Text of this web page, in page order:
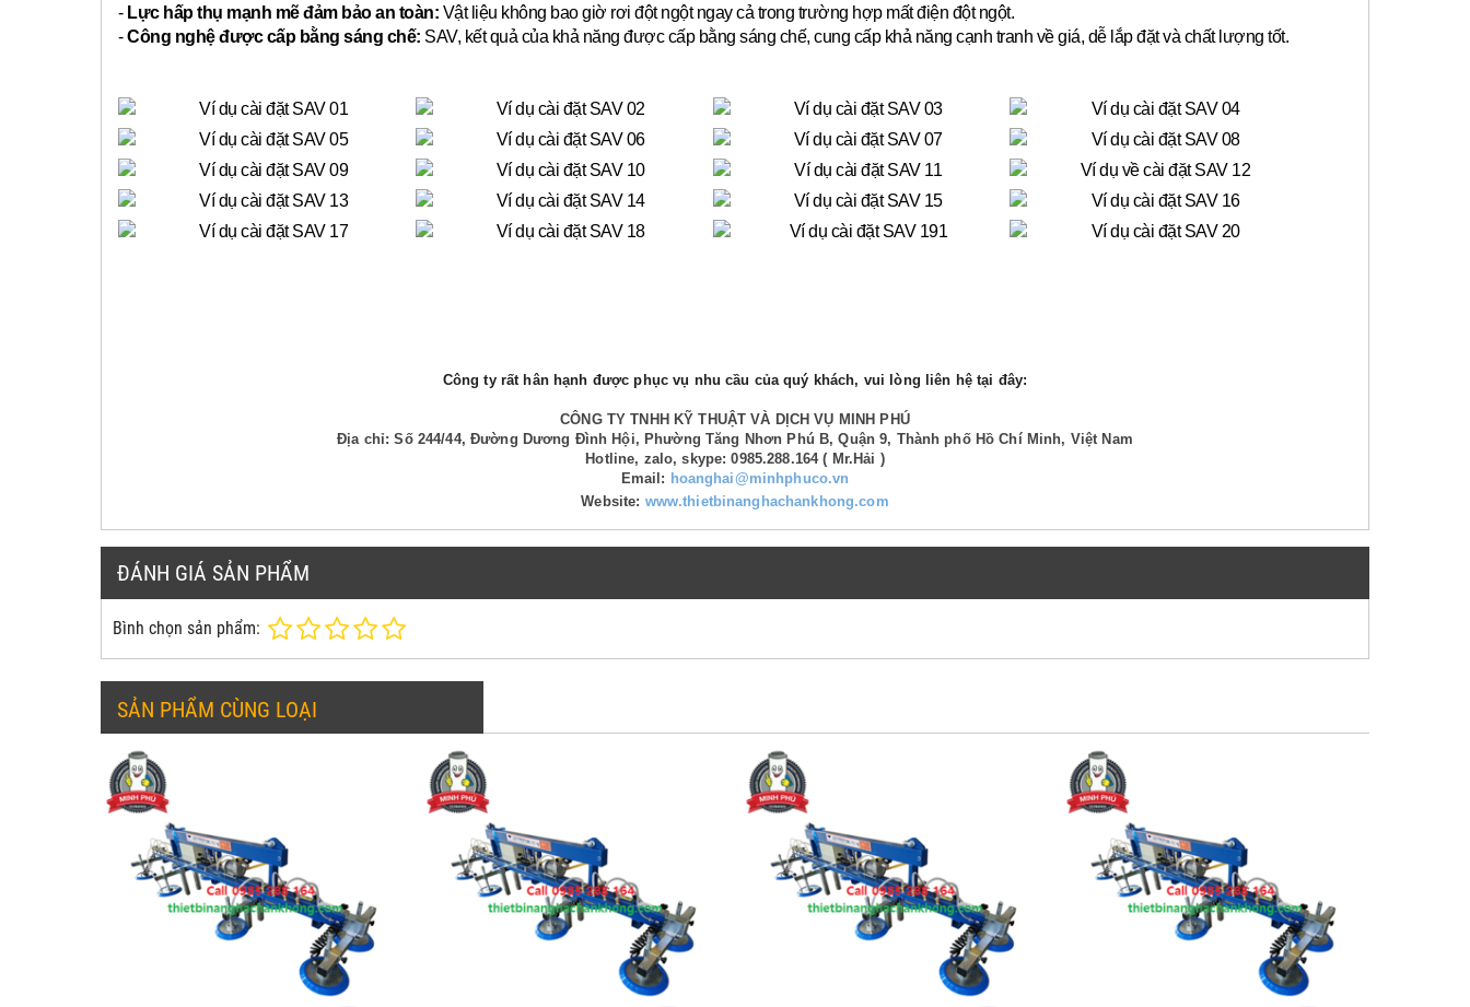
- Lực hấp thụ mạnh mẽ đảm bảo an toàn: Vật liệu không bao giờ rơi đột ngột ngay cả trong trường hợp mất điện đột ngột.
-Công nghệ được cấp bằng sáng chế: SAV, kết quả của khả năng được cấp bằng sáng chế, cung cấp khả năng cạnh tranh về giá, dễ lắp đặt và chất lượng tốt.
Công ty rất hân hạnh được phục vụ nhu cầu của quý khách, vui lòng liên hệ tại đây:
CÔNG TY TNHH KỸ THUẬT VÀ DỊCH VỤ MINH PHÚ
Địa chỉ: Số 244/44, Đường Dương Đình Hội, Phường Tăng Nhơn Phú B, Quận 9, Thành phố Hồ Chí Minh, Việt Nam
Hotline, zalo, skype: 0985.288.164 ( Mr.Hải )
Email: hoanghai@minhphuco.vn
Website: www.thietbinanghachankhong.com
ĐÁNH GIÁ SẢN PHẨM
Bình chọn sản phẩm:
SẢN PHẨM CÙNG LOẠI